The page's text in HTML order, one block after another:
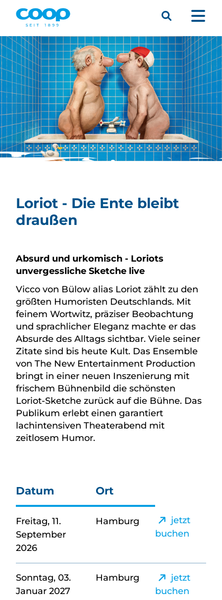
Menü
Suche
Loriot - Die Ente bleibt
draußen
Absurd und urkomisch - Loriots
unvergessliche Sketche live
Vicco von Bülow alias Loriot zählt zu den
größten Humoristen Deutschlands. Mit
feinem Wortwitz, präziser Beobachtung
und sprachlicher Eleganz machte er das
Absurde des Alltags sichtbar. Viele seiner
Zitate sind bis heute Kult. Das Ensemble
von The New Entertainment Production
bringt in einer neuen Inszenierung mit
frischem Bühnenbild die schönsten
Loriot-Sketche zurück auf die Bühne. Das
Publikum erlebt einen garantiert
lachintensiven Theaterabend mit
zeitlosem Humor.
Datum Ort
Freitag, 11.
September
2026
Hamburg
jetzt
buchen
Sonntag, 03.
Januar 2027
Hamburg
jetzt
buchen